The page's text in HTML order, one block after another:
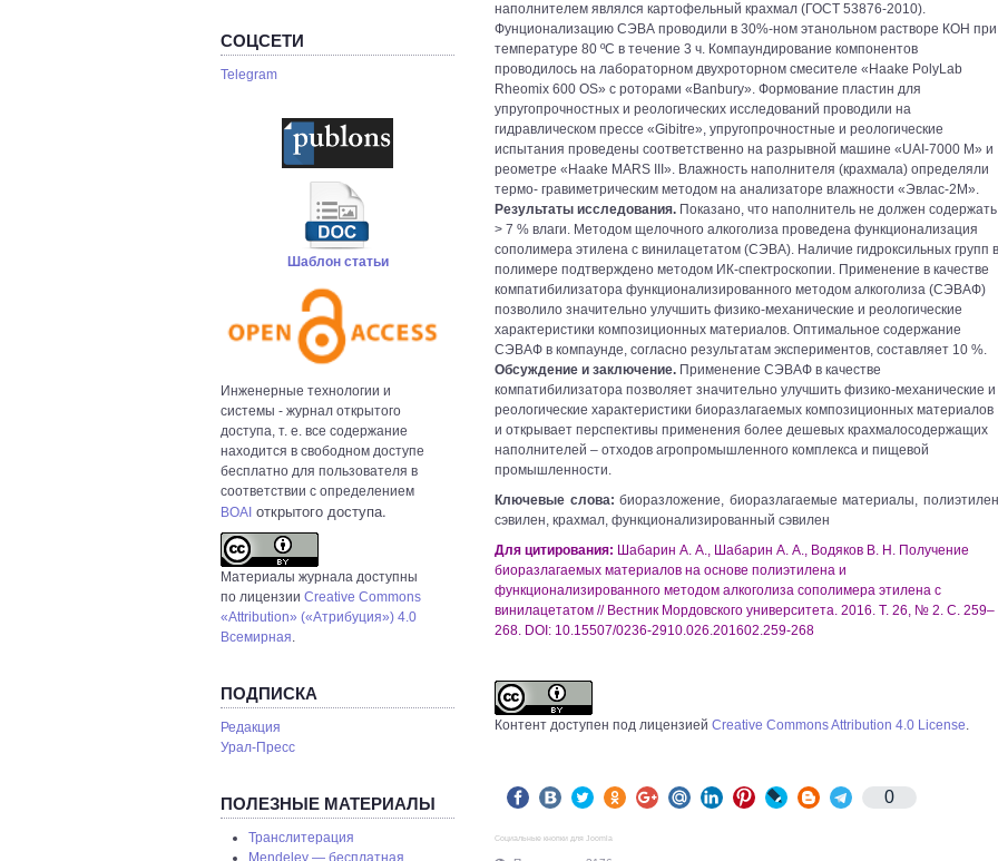
СОЦСЕТИ
Telegram
Шаблон статьи
Инженерные технологии и
системы - журнал открытого
доступа, т. е. все содержание
находится в свободном доступе
бесплатно для пользователя в
соответствии с определением
BOAI открытого доступа.
Материалы журнала доступны
по лицензии Creative Commons
«Attribution» («Атрибуция») 4.0
Всемирная.
ПОДПИСКА
Редакция
Урал-Пресс
ПОЛЕЗНЫЕ МАТЕРИАЛЫ
Транслитерация
Mendeley — бесплатная
наполнителем являлся картофельный крахмал (ГОСТ 53876-2010).
Фунционализацию СЭВА проводили в 30%-ном этанольном растворе КОН при
температуре 80 ºС в течение 3 ч. Компаундирование компонентов
проводилось на лабораторном двухроторном смесителе «Haake PolyLab
Rheomix 600 OS» с роторами «Banbury». Формование пластин для
упругопрочностных и реологических исследований проводили на
гидравлическом прессе «Gibitre», упругопрочностные и реологические
испытания проведены соответственно на разрывной машине «UAI-7000 М» и
реометре «Haake MARS III». Влажность наполнителя (крахмала) определяли
термо- гравиметрическим методом на анализаторе влажности «Эвлас-2М».
Результаты исследования. Показано, что наполнитель не должен содержать
> 7 % влаги. Методом щелочного алкоголиза проведена функционализация
сополимера этилена с винилацетатом (СЭВА). Наличие гидроксильных групп в
полимере подтверждено методом ИК-спектроскопии. Применение в качестве
компатибилизатора функционализированного методом алкоголиза (СЭВАФ)
позволило значительно улучшить физико-механические и реологические
характеристики композиционных материалов. Оптимальное содержание
СЭВАФ в компаунде, согласно результатам экспериментов, составляет 10 %.
Обсуждение и заключение. Применение СЭВАФ в качестве
компатибилизатора позволяет значительно улучшить физико-механические и
реологические характеристики биоразлагаемых композиционных материалов
и открывает перспективы применения более дешевых крахмалосодержащих
наполнителей – отходов агропромышленного комплекса и пищевой
промышленности.
Ключевые слова:биоразложение, биоразлагаемые материалы,
сэвилен, крахмал, функционализированный сэвилен
Для цитирования: Шабарин А. А., Шабарин А. А., Водяков В. Н. Получение
биоразлагаемых материалов на основе полиэтилена и
функционализированного методом алкоголиза сополимера этилена с
винилацетатом // Вестник Мордовского университета. 2016. Т. 26, № 2. С. 259–
268. DOI: 10.15507/0236-2910.026.201602.259-268
Контент доступен под лицензией Creative Commons Attribution 4.0 License.
0
Социальные кнопки для Joomla